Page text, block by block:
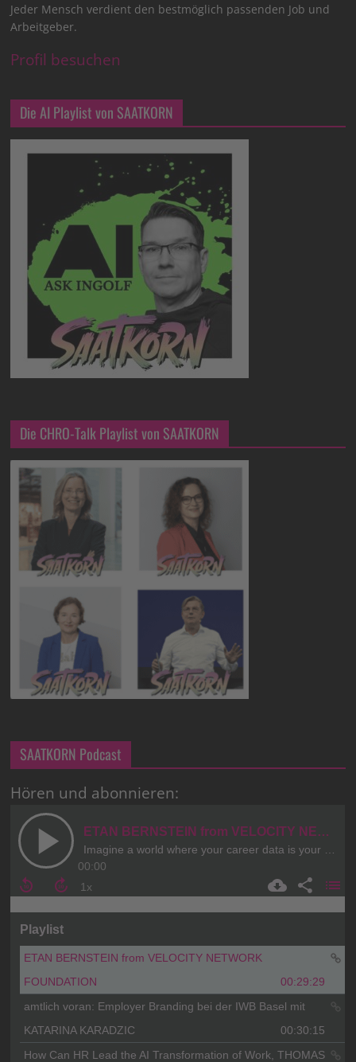
Jeder Mensch verdient den bestmöglich passenden Job und
Arbeitgeber.
Profil besuchen
Die AI Playlist von SAATKORN
Die CHRO-Talk Playlist von SAATKORN
SAATKORN Podcast
Hören und abonnieren: